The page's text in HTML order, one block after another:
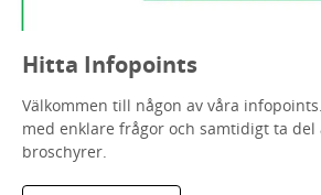
Hitta Infopoints
Välkommen till någon av våra
med enklare frågor och samtidigt ta del
broschyrer.